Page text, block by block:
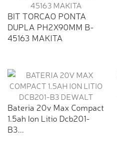
BIT TORCAO PONTA
DUPLA PH2X90MM B-
45163 MAKITA
Bateria 20v Max Compact
1.5ah Ion Litio Dcb201-
B3...